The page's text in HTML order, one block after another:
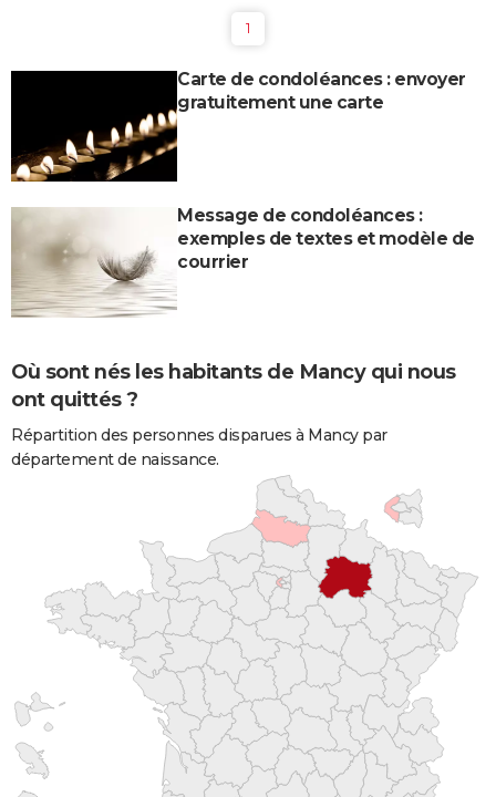
1
Carte de condoléances : envoyer
gratuitement une carte
Message de condoléances :
exemples de textes et modèle de
courrier
Où sont nés les habitants de Mancy qui nous
ont quittés ?
Répartition des personnes disparues à Mancy par
département de naissance.